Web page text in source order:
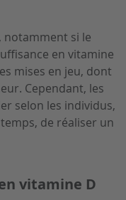
si le
en vitamine
mises en jeu, dont
Cependant, les
selon les individus,
de réaliser un
vitamine D